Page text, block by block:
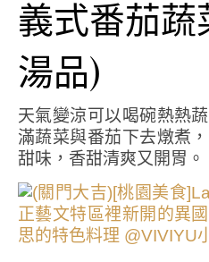
義式番茄蔬
湯品)
天氣變涼可以喝碗熱熱
滿蔬菜與番茄下去燉煮
甜味，香甜清爽又開胃。